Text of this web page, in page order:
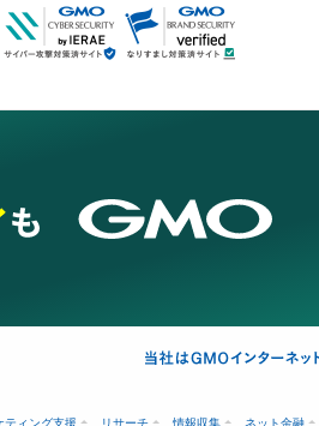
ティング支援 リサーチ 情報収集 ネット金融